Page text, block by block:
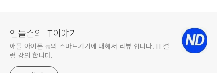
엔돌슨의 IT이야기
애플 아이폰 등의 스마트기기에 대해서 리뷰 합니다. IT컬
럼 강의 합니다.